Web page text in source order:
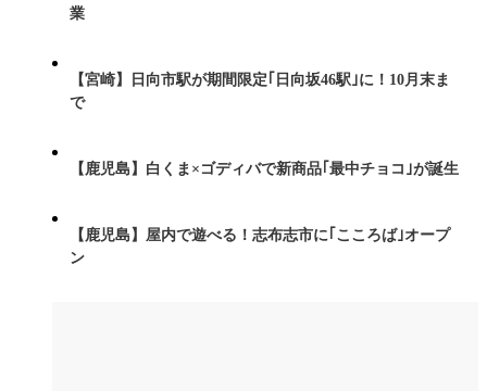
業
【宮崎】日向市駅が期間限定｢日向坂46駅｣に！10月末ま
で
【鹿児島】白くま×ゴディバで新商品｢最中チョコ｣が誕生
【鹿児島】屋内で遊べる！志布志市に｢こころば｣オープ
ン